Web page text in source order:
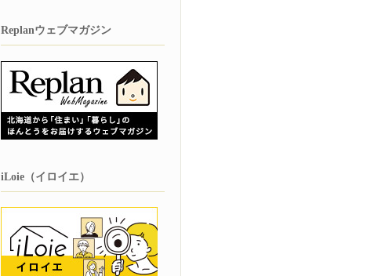
Replanウェブマガジン
iLoie（イロイエ）